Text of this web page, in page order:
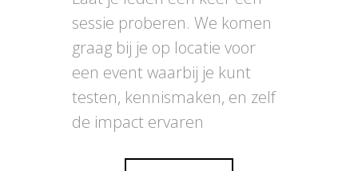
sessie proberen. We komen
graag bij je op locatie voor
een event waarbij je kunt
testen, kennismaken, en zelf
de impact ervaren